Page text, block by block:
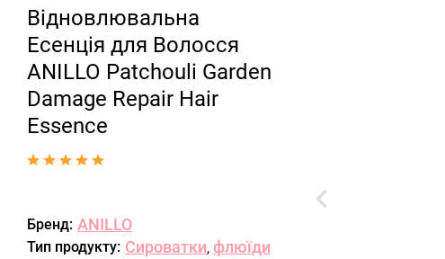
Відновлювальна
Есенція для Волосся
ANILLO Patchouli Garden
Damage Repair Hair
Essence
Бренд: ANILLO
Тип продукту: Сироватки, флюїди